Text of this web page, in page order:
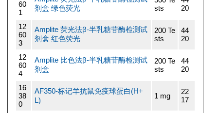
60
1
剂盒 绿色荧光
sts
20
12
60
3
Amplite 荧光法β-半乳糖苷酶检测试
剂盒 红色荧光
200 Te
sts
44
20
12
60
4
Amplite 比色法β-半乳糖苷酶检测试
剂盒
200 Te
sts
44
20
16
38
0
AF350-标记羊抗鼠免疫球蛋白(H+
L)
1 mg
22
17